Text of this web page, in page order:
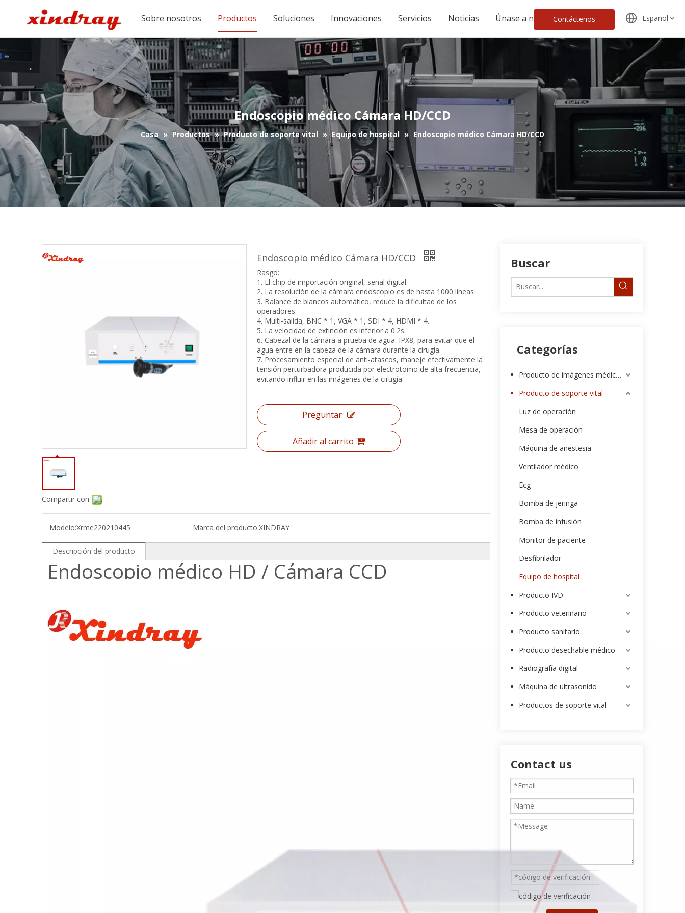
Sobre nosotros Productos Soluciones Innovaciones Servicios Noticias Únase a nosotrosContáctenos Español
Endoscopio médico Cámara HD/CCD
Casa » Productos » Producto de soporte vital » Equipo de hospital » Endoscopio médico Cámara HD/CCD
Compartir con:
Endoscopio médico Cámara HD/CCD
Rasgo:
1. El chip de importación original, señal digital.
2. La resolución de la cámara endoscopio es de hasta 1000 líneas.
3. Balance de blancos automático, reduce la dificultad de los
operadores.
4. Multi-salida, BNC * 1, VGA * 1, SDI * 4, HDMI * 4.
5. La velocidad de extinción es inferior a 0.2s.
6. Cabezal de la cámara a prueba de agua: IPX8, para evitar que el
agua entre en la cabeza de la cámara durante la cirugía.
7. Procesamiento especial de anti-atascos, maneje efectivamente la
tensión perturbadora producida por electrotomo de alta frecuencia,
evitando influir en las imágenes de la cirugía.
Preguntar
Añadir al carrito
Modelo:Xrme220210445 Marca del producto:XINDRAY
Descripción del producto
Endoscopio médico HD / Cámara CCD
Buscar
Categorías
Producto de imágenes médicas
Producto de soporte vital
Luz de operación
Mesa de operación
Máquina de anestesia
Ventilador médico
Ecg
Bomba de jeringa
Bomba de infusión
Monitor de paciente
Desfibrilador
Equipo de hospital
Producto IVD
Producto veterinario
Producto sanitario
Producto desechable médico
Radiografía digital
Máquina de ultrasonido
Productos de soporte vital
Contact us